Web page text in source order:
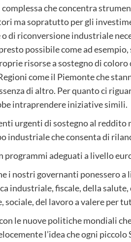
complessa che concentra
ma sopratutto per gli
di riconversione industriale
possibile come ad
risorse a sostegno di
come il Piemonte che
di altro. Per quanto ci
intraprendere iniziative simili.
urgenti di sostegno al reddito
industriale che consenta di
programmi adeguati a livello
i nostri governanti ponessero a
industriale, fiscale, della salute,
del lavoro a valere per
le nuove politiche mondiali
l’idea che ogni